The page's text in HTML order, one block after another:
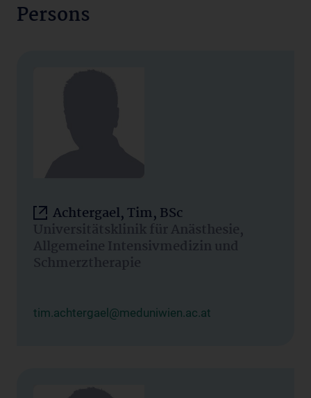
Persons
Achtergael, Tim, BSc
Universitätsklinik für Anästhesie,
Allgemeine Intensivmedizin und
Schmerztherapie
tim.achtergael@meduniwien.ac.at